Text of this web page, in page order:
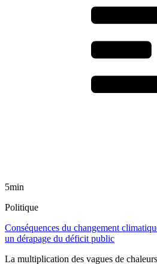
5min
Politique
Conséquences du changement
un dérapage du déficit public
La multiplication des vagues de